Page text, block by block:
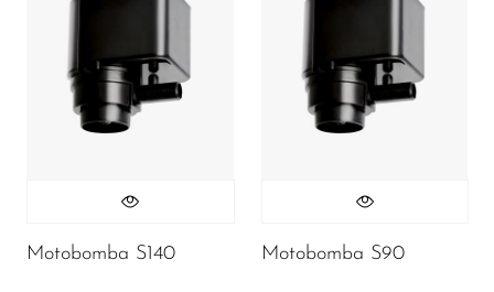
Motobomba S140 Motobomba S90